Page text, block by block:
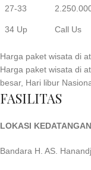
27-33
34 Up Call Us
Harga paket wisata di
Harga paket wisata di
besar, Hari libur
FASILITAS
LOKASI
Bandara H. AS.